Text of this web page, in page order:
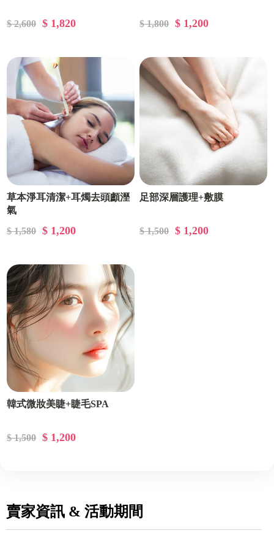
$ 2,600 $ 1,820 $ 1,800 $ 1,200
草本淨耳清潔+耳燭去頭顱溼
氣
$ 1,580
$ 1,200
足部深層護理+敷膜
$ 1,500 $ 1,200
韓式微妝美睫+睫毛SPA
$ 1,500 $ 1,200
賣家資訊 & 活動期間